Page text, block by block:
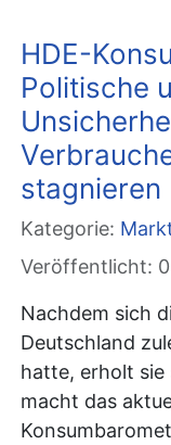
HDE-
Politische
stagnieren
Kategorie:
Veröffentlicht:
Nachdem sich
Deutschland
hatte, erholt sie
macht das